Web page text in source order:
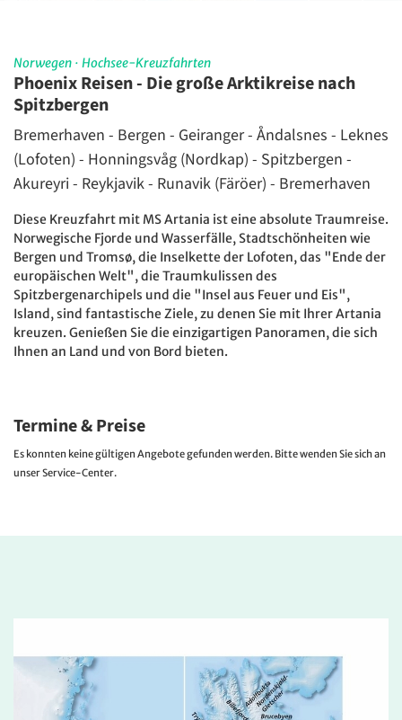
Norwegen · Hochsee-Kreuzfahrten
Phoenix Reisen - Die große Arktikreise nach
Spitzbergen
Bremerhaven - Bergen - Geiranger - Åndalsnes - Leknes
(Lofoten) - Honningsvåg (Nordkap) - Spitzbergen -
Akureyri - Reykjavik - Runavik (Färöer) - Bremerhaven
Diese Kreuzfahrt mit MS Artania ist eine absolute Traumreise.
Norwegische Fjorde und Wasserfälle, Stadtschönheiten wie
Bergen und Tromsø, die Inselkette der Lofoten, das "Ende der
europäischen Welt", die Traumkulissen des
Spitzbergenarchipels und die "Insel aus Feuer und Eis",
Island, sind fantastische Ziele, zu denen Sie mit Ihrer Artania
kreuzen. Genießen Sie die einzigartigen Panoramen, die sich
Ihnen an Land und von Bord bieten.
Termine & Preise
Es konnten keine gültigen Angebote gefunden werden. Bitte wenden Sie sich an
unser Service-Center.